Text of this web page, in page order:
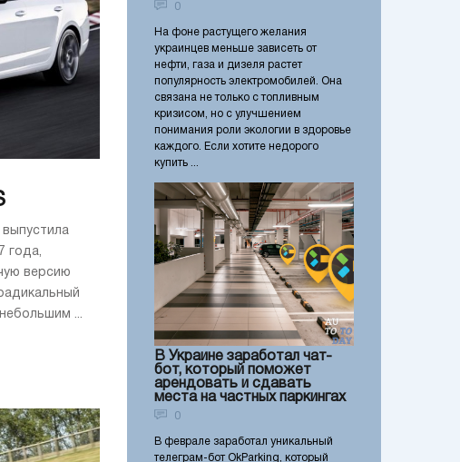
года,
версию
...
0
На фоне растущего желания
украинцев меньше зависеть от
нефти, газа и дизеля растет
популярность электромобилей. Она
связана не только с топливным
кризисом, но с улучшением
понимания роли экологии в здоровье
каждого. Если хотите недорого
купить ...
В Украине заработал чат-
бот, который поможет
арендовать и сдавать
места на частных паркингах
0
В феврале заработал уникальный
телеграм-бот OkParking, который